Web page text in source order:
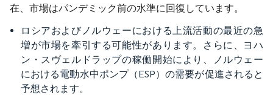
在、市場はパンデミック前の水準に回復しています。
ロシアおよびノルウェーにおける上流活動の最近の急
増が市場を牽引する可能性があります。さらに、ヨハ
ン・スヴェルドラップの稼働開始により、ノルウェー
における電動水中ポンプ（ESP）の需要が促進されると
予想されます。